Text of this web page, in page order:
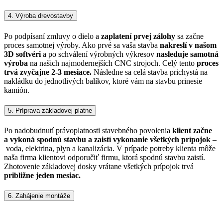
4. Výroba drevostavby
Po podpísaní zmluvy o dielo a zaplatení prvej zálohy sa začne
proces samotnej výroby. Ako prvé sa vaša stavba nakreslí v našom
3D softvéri a po schválení výrobných výkresov nasleduje samotná
výroba na našich najmodernejších CNC strojoch. Celý tento proces
trvá zvyčajne 2-3 mesiace. Následne sa celá stavba prichystá na
nakládku do jednotlivých balíkov, ktoré vám na stavbu prinesie
kamión.
5. Príprava základovej platne
Po nadobudnutí právoplatnosti stavebného povolenia klient začne
a vykoná spodnú stavbu a zaistí vykonanie všetkých prípojok –
voda, elektrina, plyn a kanalizácia. V prípade potreby klienta môže
naša firma klientovi odporučiť firmu, ktorá spodnú stavbu zaistí.
Zhotovenie základovej dosky vrátane všetkých prípojok trvá
približne jeden mesiac.
6. Zahájenie montáže